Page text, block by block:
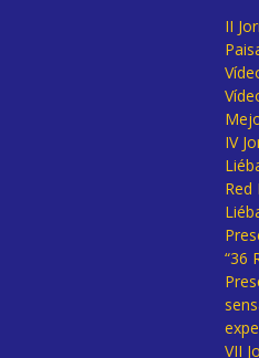
II
IV
Red
“36
VII